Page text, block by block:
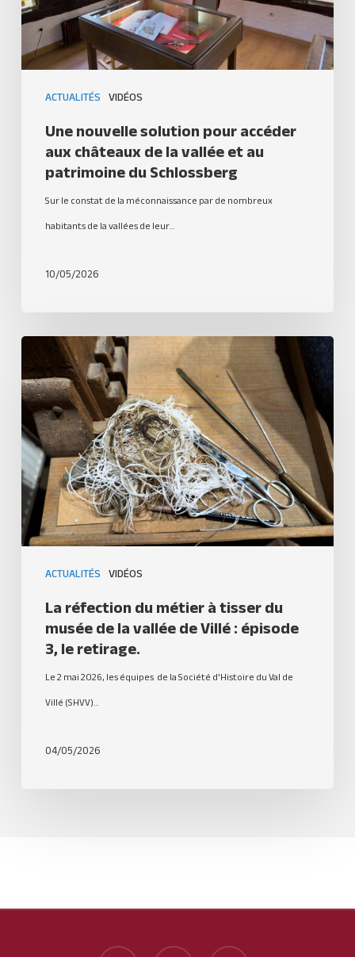
ACTUALITÉS VIDÉOS
Une nouvelle solution pour accéder
aux châteaux de la vallée et au
patrimoine du Schlossberg
Sur le constat de la méconnaissance par de nombreux
habitants de la vallées de leur…
10/05/2026
ACTUALITÉS VIDÉOS
La réfection du métier à tisser du
musée de la vallée de Villé : épisode
3, le retirage.
Le 2 mai 2026, les équipes de la Société d'Histoire du Val de
Villé (SHVV)…
04/05/2026